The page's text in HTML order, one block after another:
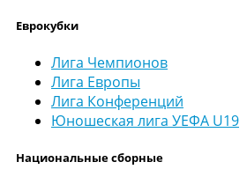
Еврокубки
Лига Чемпионов
Лига Европы
Лига Конференций
Юношеская лига УЕФА U19
Национальные сборные